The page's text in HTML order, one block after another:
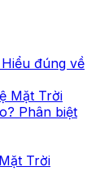
đúng về
Mặt Trời
Phân biệt
Trời